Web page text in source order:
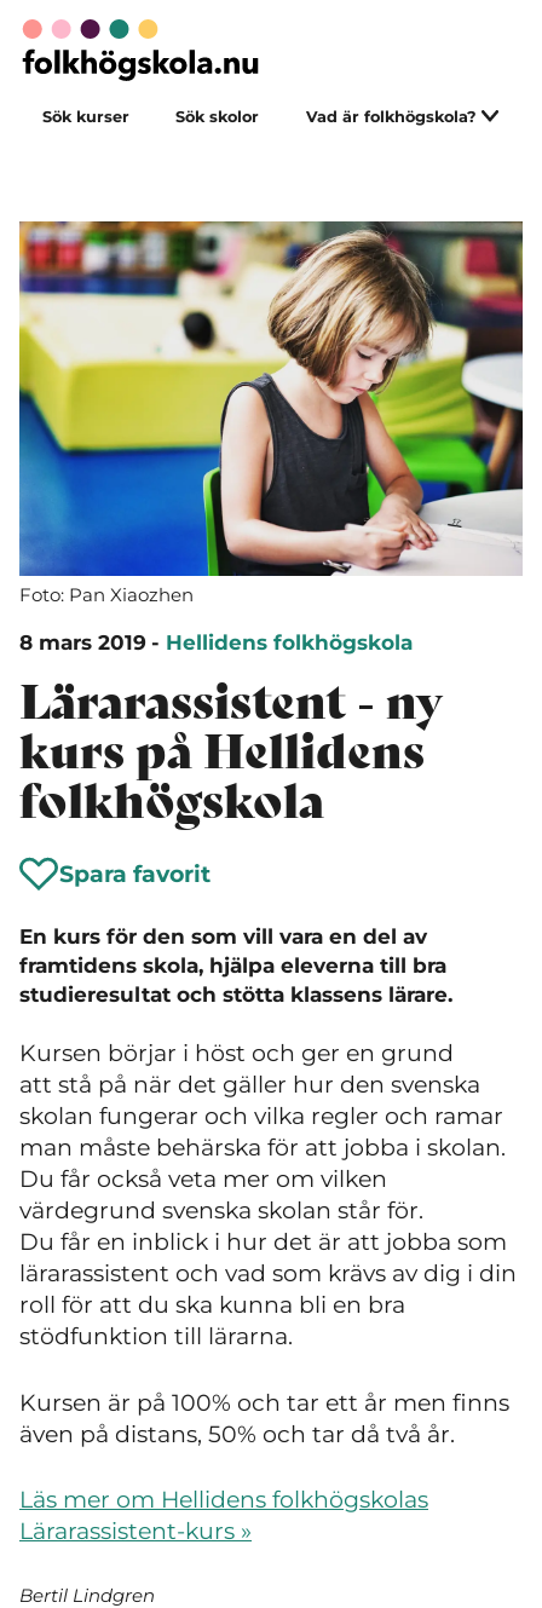
Sök kurser Sök skolor Vad är folkhögskola?
Foto: Pan Xiaozhen
8 mars 2019 - Hellidens folkhögskola
Lärarassistent - ny
kurs på Hellidens
folkhögskola
Spara favorit
En kurs för den som vill vara en del av
framtidens skola, hjälpa eleverna till bra
studieresultat och stötta klassens lärare.
Kursen börjar i höst och ger en grund
att stå på när det gäller hur den svenska
skolan fungerar och vilka regler och ramar
man måste behärska för att jobba i skolan.
Du får också veta mer om vilken
värdegrund svenska skolan står för.
Du får en inblick i hur det är att jobba som
lärarassistent och vad som krävs av dig i din
roll för att du ska kunna bli en bra
stödfunktion till lärarna.
Kursen är på 100% och tar ett år men finns
även på distans, 50% och tar då två år.
Läs mer om Hellidens folkhögskolas
Lärarassistent-kurs »
Bertil Lindgren